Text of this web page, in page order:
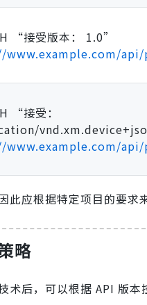
“接受版本： 1.0”
“接受：
应根据特定项目的要求
略
术后，可以根据 API 版